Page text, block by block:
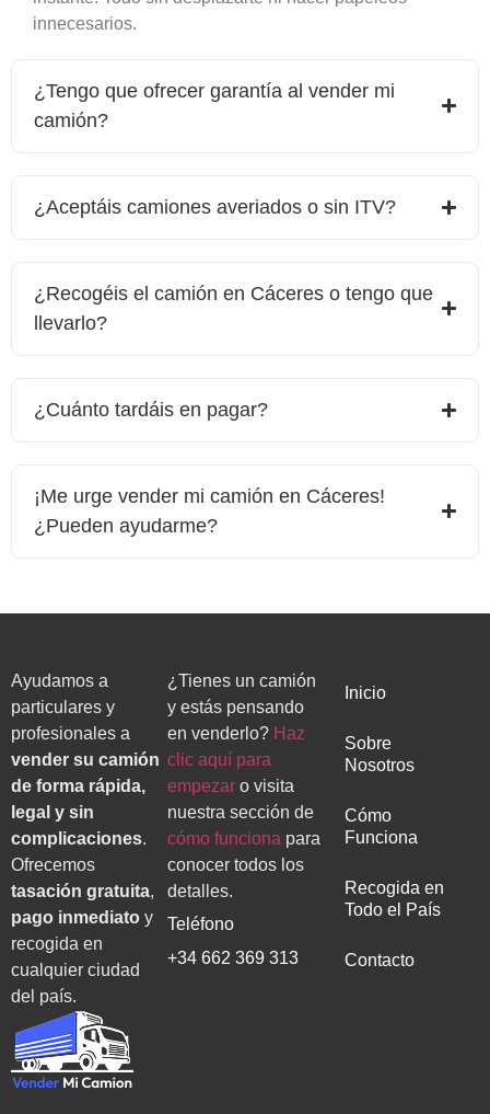
innecesarios.
¿Tengo que ofrecer garantía al vender mi
camión?
¿Aceptáis camiones averiados o sin ITV?
¿Recogéis el camión en Cáceres o tengo que
llevarlo?
¿Cuánto tardáis en pagar?
¡Me urge vender mi camión en Cáceres!
¿Pueden ayudarme?
Ayudamos a
particulares y
profesionales a
vender su camión
de forma rápida,
legal y sin
complicaciones.
Ofrecemos
tasación gratuita,
pago inmediato y
recogida en
cualquier ciudad
del país.
¿Tienes un camión
y estás pensando
en venderlo? Haz
clic aquí para
empezaro visita
nuestra sección de
cómo funciona para
conocer todos los
detalles.
Teléfono
+34 662 369 313
Inicio
Sobre
Nosotros
Cómo
Funciona
Recogida en
Todo el País
Contacto